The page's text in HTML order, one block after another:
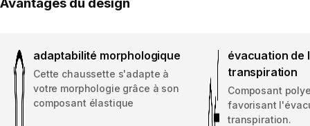
adaptabilité morphologique
Cette chaussette s'adapte à
votre morphologie grâce à son
composant élastique
évacuation de
transpiration
Composant
favorisant
transpiration.